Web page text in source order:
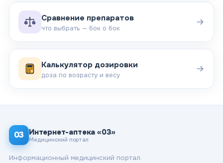
Сравнение препаратов
что выбрать — бок о бок
Калькулятор дозировки
доза по возрасту и весу
03 Интернет-аптека «03»
Медицинский портал
Информационный медицинский портал.